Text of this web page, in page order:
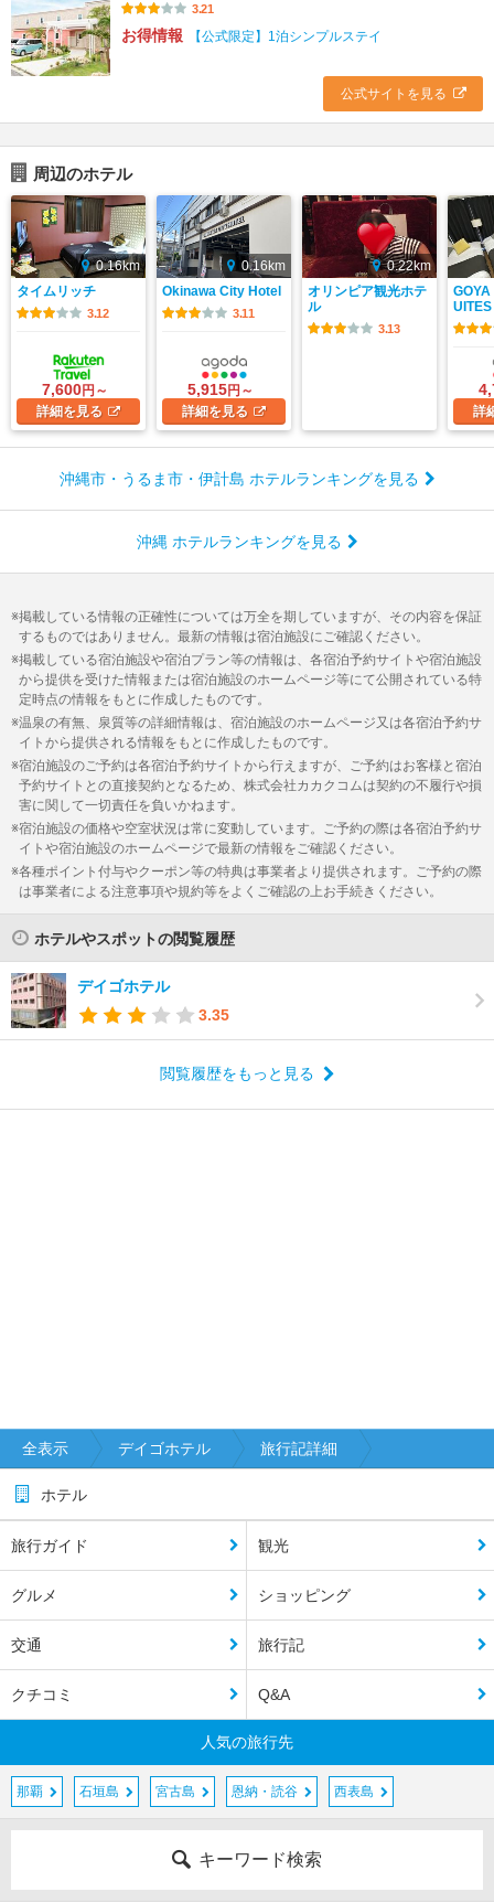
3.21
お得情報 【公式限定】1泊シンプルステイ
公式サイトを見る
周辺のホテル
0.16km
タイムリッチ
3.12
7,600円～
詳細を見る
0.16km
Okinawa City Hotel
3.11
5,915円～
詳細を見る
0.22km
オリンピア観光ホテ
ル
3.13
UITES
詳
沖縄市・うるま市・伊計島 ホテルランキングを見る
沖縄 ホテルランキングを見る
掲載している情報の正確性については万全を期していますが、その内容を保証
するものではありません。最新の情報は宿泊施設にご確認ください。
掲載している宿泊施設や宿泊プラン等の情報は、各宿泊予約サイトや宿泊施設
から提供を受けた情報または宿泊施設のホームページ等にて公開されている特
定時点の情報をもとに作成したものです。
温泉の有無、泉質等の詳細情報は、宿泊施設のホームページ又は各宿泊予約サ
イトから提供される情報をもとに作成したものです。
宿泊施設のご予約は各宿泊予約サイトから行えますが、ご予約はお客様と宿泊
予約サイトとの直接契約となるため、株式会社カカクコムは契約の不履行や損
害に関して一切責任を負いかねます。
宿泊施設の価格や空室状況は常に変動しています。ご予約の際は各宿泊予約サ
イトや宿泊施設のホームページで最新の情報をご確認ください。
各種ポイント付与やクーポン等の特典は事業者より提供されます。ご予約の際
は事業者による注意事項や規約等をよくご確認の上お手続きください。
ホテルやスポットの閲覧履歴
デイゴホテル
3.35
閲覧履歴をもっと見る
全表示 デイゴホテル 旅行記詳細
ホテル
旅行ガイド 観光
グルメ ショッピング
交通 旅行記
クチコミ Q&A
人気の旅行先
那覇 石垣島 宮古島 恩納・読谷 西表島
キーワード検索